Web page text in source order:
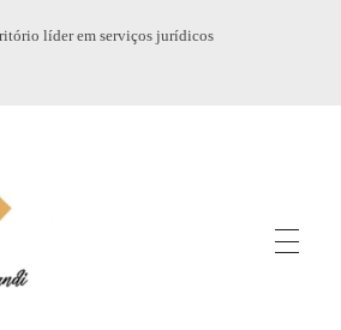
líder em serviços jurídicos